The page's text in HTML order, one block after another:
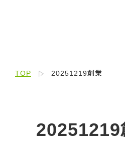
TOP 20251219創業
20251219